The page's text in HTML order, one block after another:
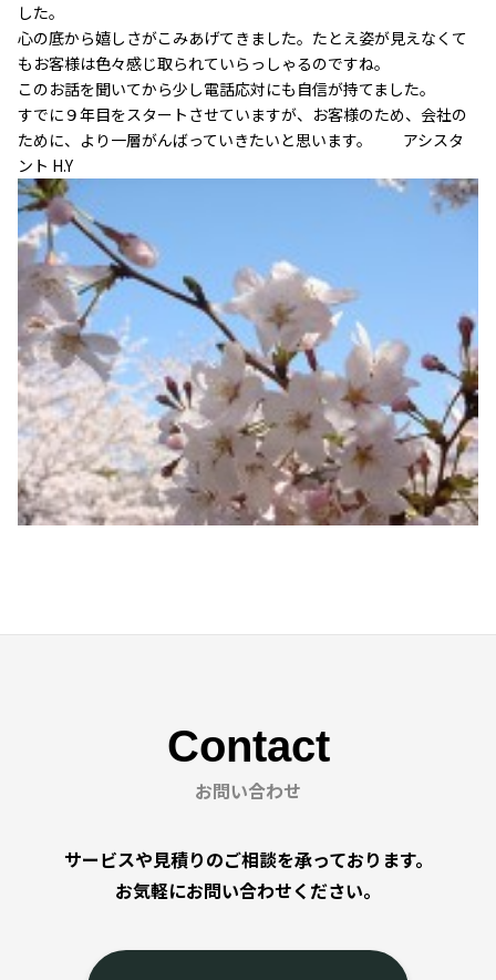
した。
心の底から嬉しさがこみあげてきました。たとえ姿が見えなくて
もお客様は色々感じ取られていらっしゃるのですね。
このお話を聞いてから少し電話応対にも自信が持てました。
すでに９年目をスタートさせていますが、お客様のため、会社の
ために、より一層がんばっていきたいと思います。 アシスタ
ント H.Y
Contact
お問い合わせ
サービスや見積りのご相談を承っております。
お気軽にお問い合わせください。